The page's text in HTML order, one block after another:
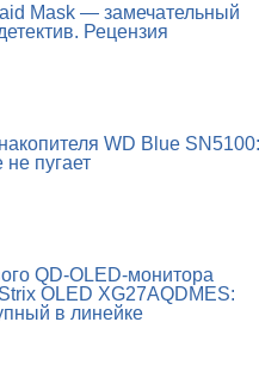
Mask — замечательный
Рецензия
WD Blue SN5100:
пугает
QD-OLED-монитора
OLED XG27AQDMES:
в линейке